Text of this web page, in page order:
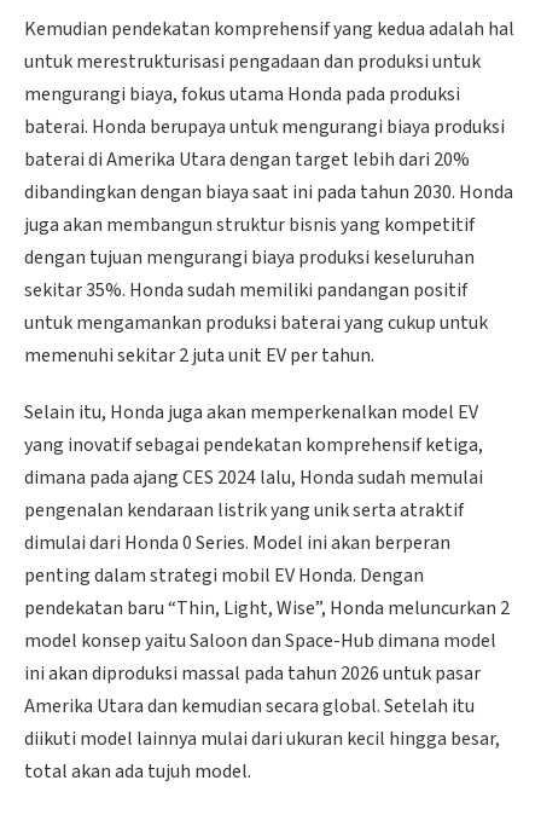
Kemudian pendekatan komprehensif yang kedua adalah hal
untuk merestrukturisasi pengadaan dan produksi untuk
mengurangi biaya, fokus utama Honda pada produksi
baterai. Honda berupaya untuk mengurangi biaya produksi
baterai di Amerika Utara dengan target lebih dari 20%
dibandingkan dengan biaya saat ini pada tahun 2030. Honda
juga akan membangun struktur bisnis yang kompetitif
dengan tujuan mengurangi biaya produksi keseluruhan
sekitar 35%. Honda sudah memiliki pandangan positif
untuk mengamankan produksi baterai yang cukup untuk
memenuhi sekitar 2 juta unit EV per tahun.
Selain itu, Honda juga akan memperkenalkan model EV
yang inovatif sebagai pendekatan komprehensif ketiga,
dimana pada ajang CES 2024 lalu, Honda sudah memulai
pengenalan kendaraan listrik yang unik serta atraktif
dimulai dari Honda 0 Series. Model ini akan berperan
penting dalam strategi mobil EV Honda. Dengan
pendekatan baru “Thin, Light, Wise”, Honda meluncurkan 2
model konsep yaitu Saloon dan Space-Hub dimana model
ini akan diproduksi massal pada tahun 2026 untuk pasar
Amerika Utara dan kemudian secara global. Setelah itu
diikuti model lainnya mulai dari ukuran kecil hingga besar,
total akan ada tujuh model.